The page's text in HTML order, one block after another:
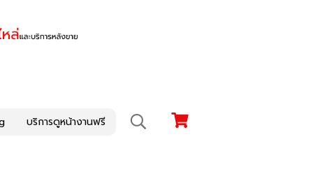
บริการดูหน้างานฟรี